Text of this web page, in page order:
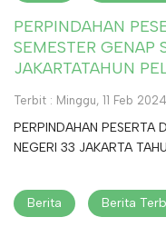
PERPINDAHAN
SEMESTER GENAP
JAKARTATAHUN
Terbit : Minggu, 11 Feb 2024
PERPINDAHAN PESERTA
NEGERI 33 JAKARTA
Berita Berita